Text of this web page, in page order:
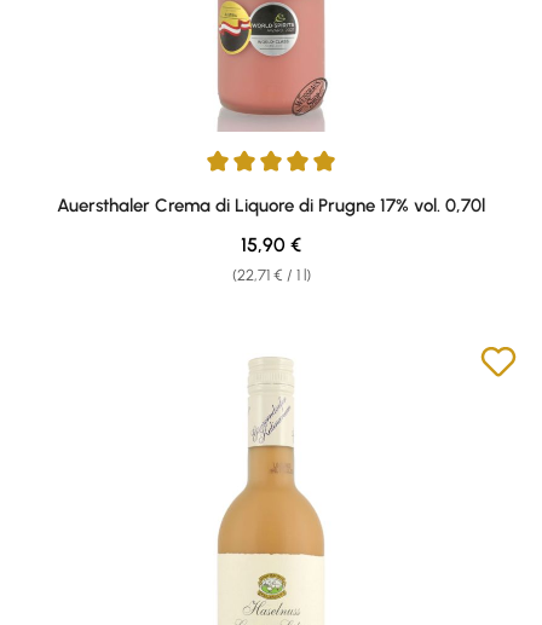
Average rating of 5 out of 5 stars
Auersthaler Crema di Liquore di Prugne 17% vol. 0,70l
(22,71 € / 1 l)
Regular price:
15,90 €